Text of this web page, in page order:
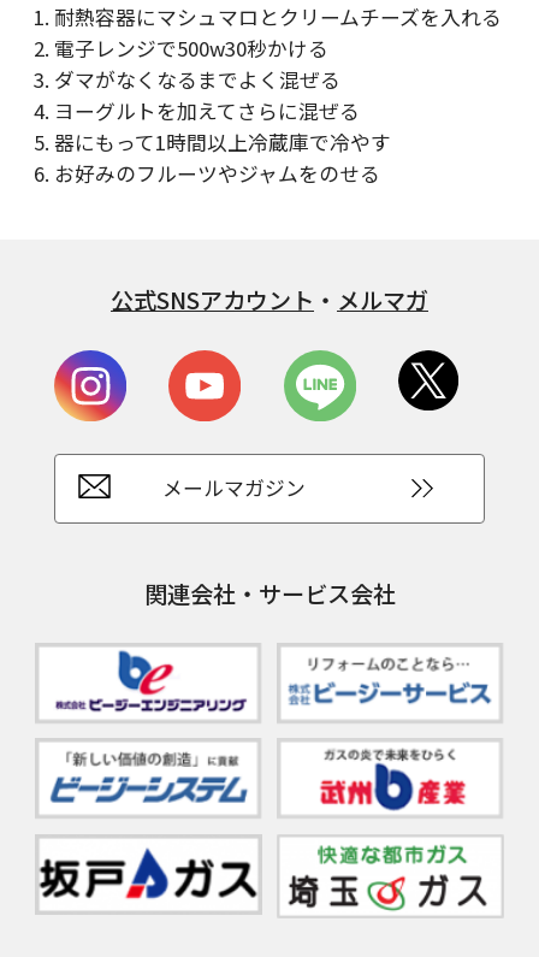
耐熱容器にマシュマロとクリームチーズを入れる
電子レンジで500w30秒かける
ダマがなくなるまでよく混ぜる
ヨーグルトを加えてさらに混ぜる
器にもって1時間以上冷蔵庫で冷やす
お好みのフルーツやジャムをのせる
公式SNSアカウント ・ メルマガ
メールマガジン
関連会社・サービス会社